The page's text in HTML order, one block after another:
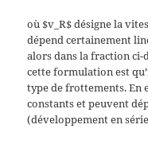
où $v_R$ désigne la
dépend certainement
alors dans la fraction ci-
cette formulation est
type de frottements. En
constants et peuvent
(développement en